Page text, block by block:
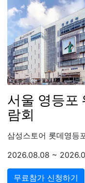
서울 영등포
람회
삼성스토어 롯데영등
2026.08.08 ~
무료참가 신청하기